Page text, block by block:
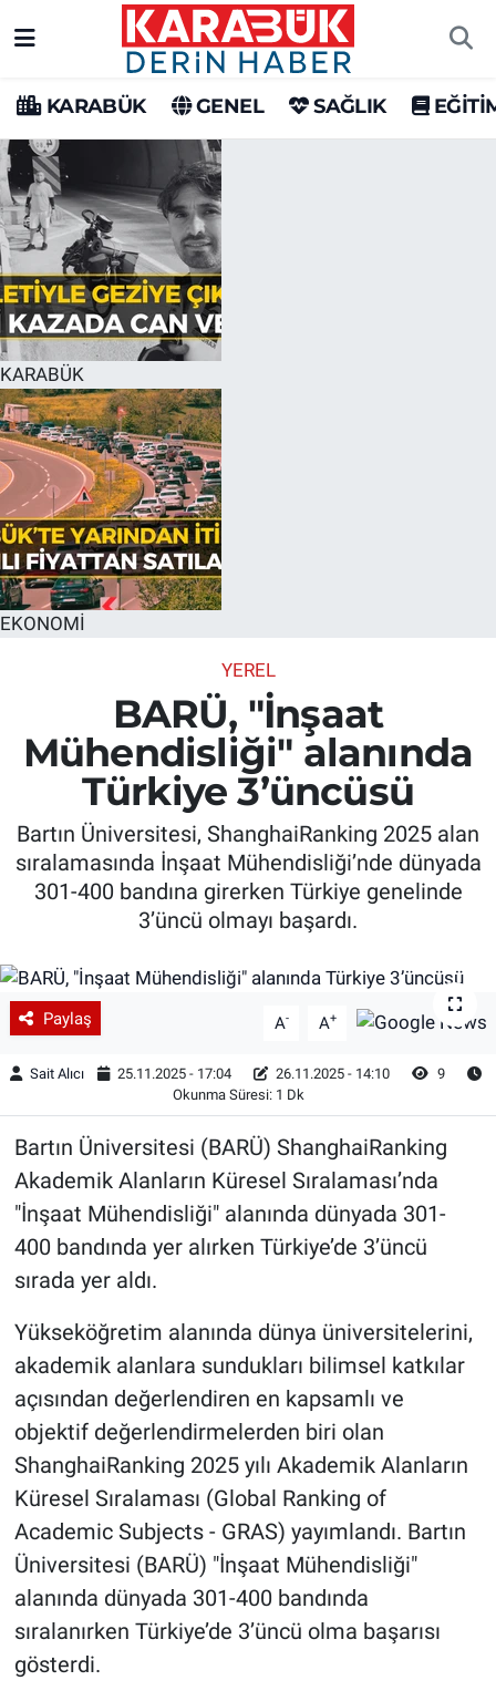
KARABÜK GENEL SAĞLIK
KARABÜK
EKONOMİ
YEREL
BARÜ, "İnşaat
Mühendisliği" alanında
Türkiye 3’üncüsü
Bartın Üniversitesi, ShanghaiRanking 2025 alan
sıralamasında İnşaat Mühendisliği’nde dünyada
301-400 bandına girerken Türkiye genelinde
3’üncü olmayı başardı.
Paylaş A- A+
Sait Alıcı 25.11.2025 - 17:04 26.11.2025 - 14:10
9
Okunma Süresi: 1 Dk
Bartın Üniversitesi (BARÜ) ShanghaiRanking
Akademik Alanların Küresel Sıralaması’nda
"İnşaat Mühendisliği" alanında dünyada 301-
400 bandında yer alırken Türkiye’de 3’üncü
sırada yer aldı.
Yükseköğretim alanında dünya üniversitelerini,
akademik alanlara sundukları bilimsel katkılar
açısından değerlendiren en kapsamlı ve
objektif değerlendirmelerden biri olan
ShanghaiRanking 2025 yılı Akademik Alanların
Küresel Sıralaması (Global Ranking of
Academic Subjects - GRAS) yayımlandı. Bartın
Üniversitesi (BARÜ) "İnşaat Mühendisliği"
alanında dünyada 301-400 bandında
sıralanırken Türkiye’de 3’üncü olma başarısı
gösterdi.
Karabük Hava Durumu
Karabük Trafik Yoğunluk Haritası
Süper Lig Puan Durumu ve Fikstür
Tüm Manşetler
Son Dakika Haberleri
Haber Arşivi